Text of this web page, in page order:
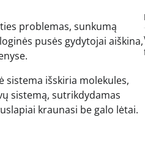
problemas, sunkumą
pusės gydytojai aiškina,
sistema išskiria molekules,
sistemą, sutrikdydamas
kraunasi be galo lėtai.